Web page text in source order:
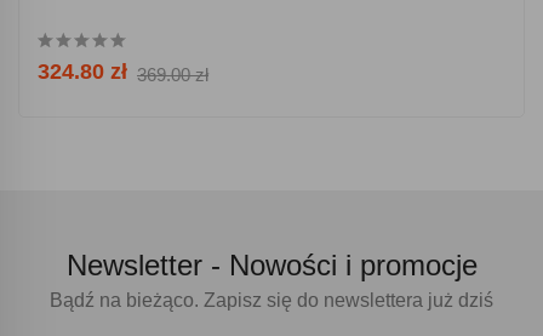
324.80 zł 369.00 zł
Newsletter - Nowości i promocje
Bądź na bieżąco. Zapisz się do newslettera już dziś